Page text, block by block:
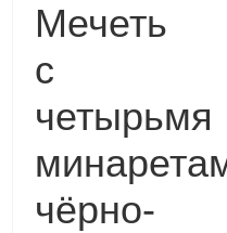
Мечеть
с
четырьмя
чёрно-